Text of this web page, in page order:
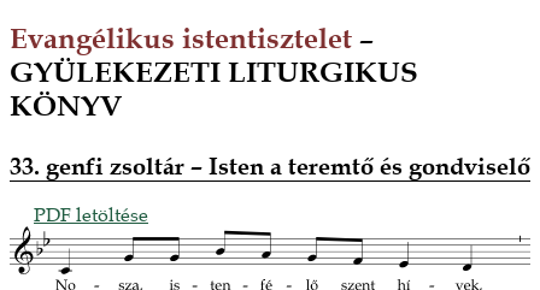
Evangélikus istentisztelet –
GYÜLEKEZETI LITURGIKUS
KÖNYV
33. genfi zsoltár – Isten a teremtő és gondviselő
PDF letöltése